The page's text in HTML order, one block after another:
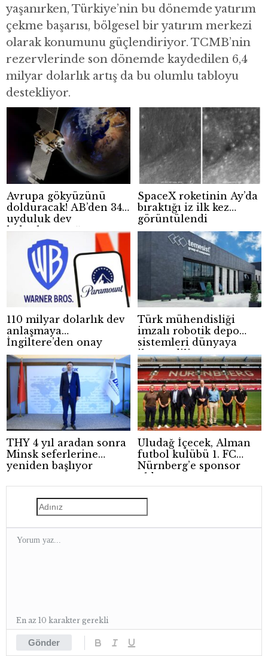
yaşanırken, Türkiye’nin bu dönemde yatırım
çekme başarısı, bölgesel bir yatırım merkezi
olarak konumunu güçlendiriyor. TCMB’nin
rezervlerinde son dönemde kaydedilen 6,4
milyar dolarlık artış da bu olumlu tabloyu
destekliyor.
Avrupa gökyüzünü
dolduracak! AB’den 348
uyduluk dev
haberleşme ağı
SpaceX roketinin Ay’da
bıraktığı iz ilk kez
görüntülendi
110 milyar dolarlık dev
anlaşmaya
İngiltere’den onay
Türk mühendisliği
imzalı robotik depo
sistemleri dünyaya
ihraç ediliyor
THY 4 yıl aradan sonra
Minsk seferlerine
yeniden başlıyor
Uludağ İçecek, Alman
futbol kulübü 1. FC
Nürnberg’e sponsor
oldu
Gönder
En az 10 karakter gerekli